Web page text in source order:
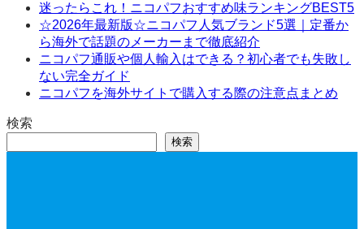
迷ったらこれ！ニコパフおすすめ味ランキングBEST5
☆2026年最新版☆ニコパフ人気ブランド5選｜定番か
ら海外で話題のメーカーまで徹底紹介
ニコパフ通販や個人輸入はできる？初心者でも失敗し
ない完全ガイド
ニコパフを海外サイトで購入する際の注意点まとめ
検索
検索